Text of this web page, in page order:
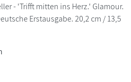
- 'Trifft mitten ins Herz.' Glamour.
Erstausgabe. 20,2 cm / 13,5